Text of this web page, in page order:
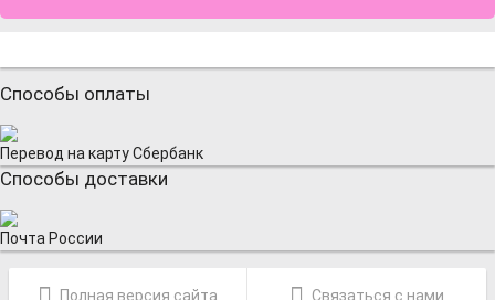
Способы оплаты
Перевод на карту Сбербанк
Способы доставки
Почта России
Полная версия сайта Связаться с нами